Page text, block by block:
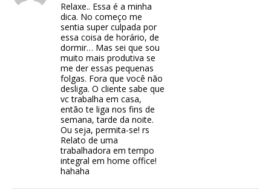
Relaxe.. Essa é a minha
dica. No começo me
sentia super culpada por
essa coisa de horário, de
dormir… Mas sei que sou
muito mais produtiva se
me der essas pequenas
folgas. Fora que você não
desliga. O cliente sabe que
vc trabalha em casa,
então te liga nos fins de
semana, tarde da noite.
Ou seja, permita-se! rs
Relato de uma
trabalhadora em tempo
integral em home office!
hahaha